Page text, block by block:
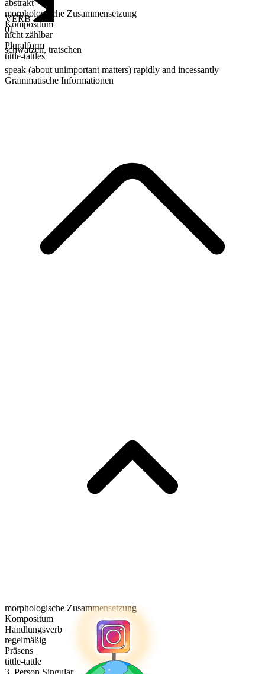
abstrakt
morphologische Zusammensetzung
Kompositum
nicht zählbar
Pluralform
tittle-tattles
VERB
01
schwatzen, tratschen
speak (about unimportant matters) rapidly and incessantly
Grammatische Informationen
morphologische Zusammensetzung
Kompositum
Handlungsverb
regelmäßig
Präsens
tittle-tattle
3. Person Singular